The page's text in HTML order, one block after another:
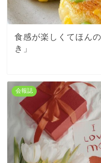
食感が楽しくてほん
き」
会報誌